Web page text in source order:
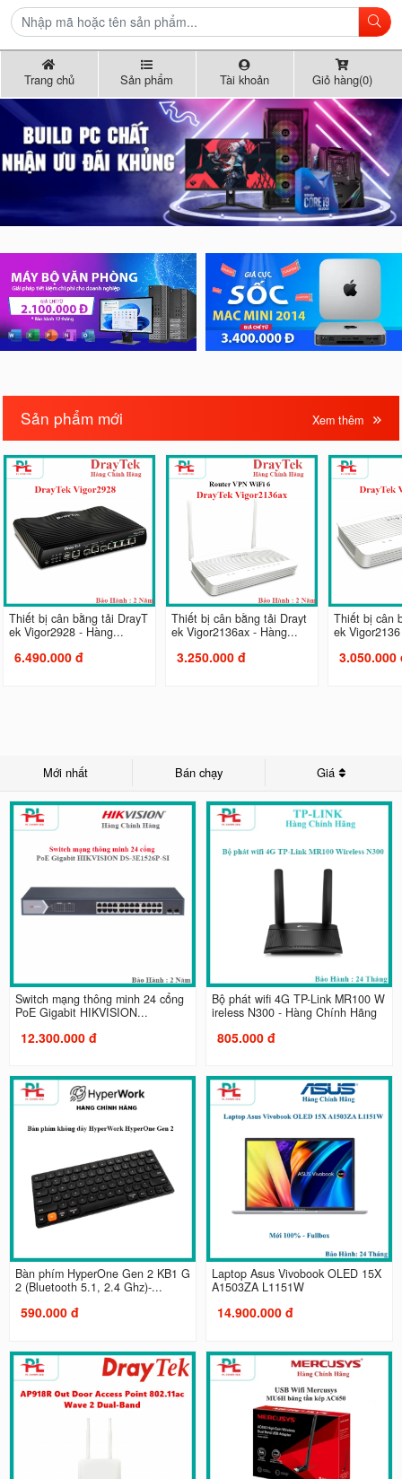
Trang chủ Sản phẩm Tài khoản Giỏ hàng(0)
Sản phẩm mới Xem thêm
Thiết bị cân bằng tải DrayT
ek Vigor2928 - Hàng...
6.490.000 đ
Thiết bị cân bằng tải Drayt
ek Vigor2136ax - Hàng...
3.250.000 đ
Thiết bị cân
ek
3.050.000
Mới nhất Bán chạy Giá
Switch mạng thông minh 24 cổng
PoE Gigabit HIKVISION...
12.300.000 đ
Bộ phát wifi 4G TP-Link MR100 W
ireless N300 - Hàng Chính Hãng
805.000 đ
Bàn phím HyperOne Gen 2 KB1 G
2 (Bluetooth 5.1, 2.4 Ghz)-...
590.000 đ
Laptop Asus Vivobook OLED 15X
A1503ZA L1151W
14.900.000 đ